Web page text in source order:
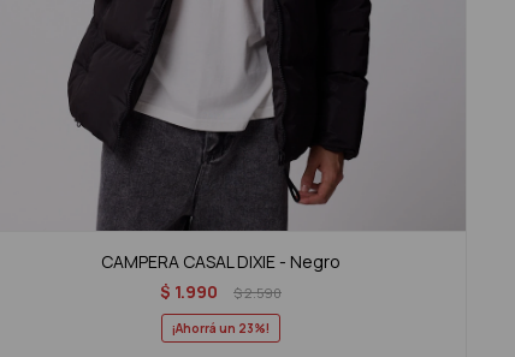
CAMPERA CASAL DIXIE - Negro
$ 1.990 $2.590
23